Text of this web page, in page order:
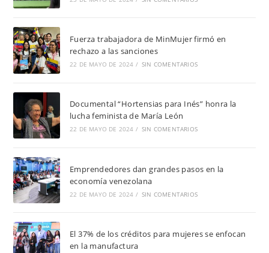
Fuerza trabajadora de MinMujer firmó en
rechazo a las sanciones
22 DE MAYO DE 2024 / SIN COMENTARIOS
Documental “Hortensias para Inés” honra la
lucha feminista de María León
22 DE MAYO DE 2024 / SIN COMENTARIOS
Emprendedores dan grandes pasos en la
economía venezolana
22 DE MAYO DE 2024 / SIN COMENTARIOS
El 37% de los créditos para mujeres se enfocan
en la manufactura